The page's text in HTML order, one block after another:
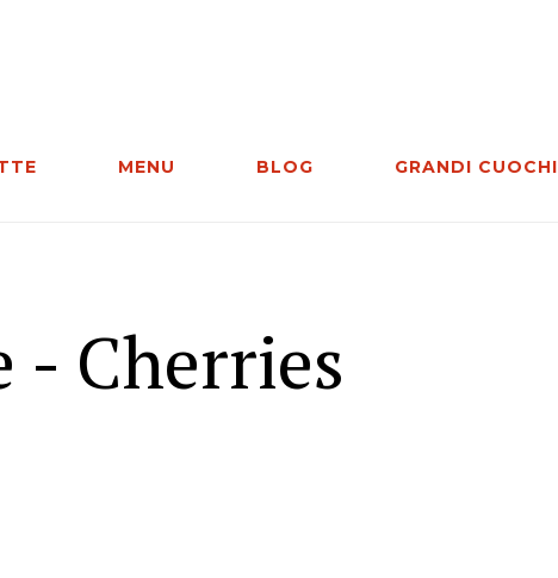
MENU BLOG GRANDI CUOCHI
- Cherries